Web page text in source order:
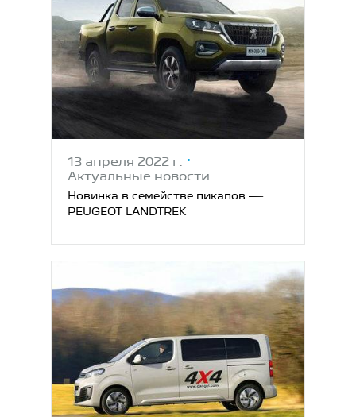
13 апреля 2022 г.
Актуальные новости
Новинка в семействе пикапов —
PEUGEOT LANDTREK